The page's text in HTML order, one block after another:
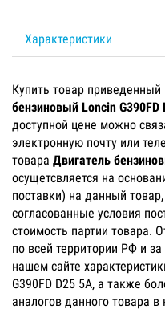
Характеристики
Купить товар приведенный
бензиновый Loncin G390FD
доступной цене можно
электронную почту или
товара Двигатель
осущетсвляется на
поставки) на данный
согласованные условия
стоимость партии товара.
по всей территории РФ и
нашем сайте
G390FD D25 5А, а также
аналогов данного товара в